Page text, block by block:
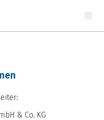
& Co. KG